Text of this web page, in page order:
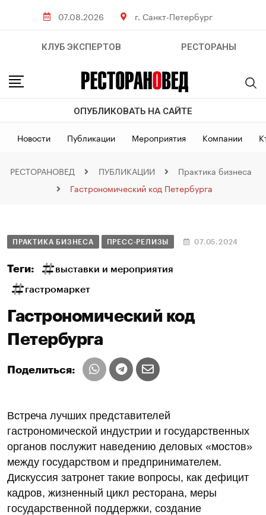
07.08.2026 г. Санкт-Петербург
КЛУБ ЭКСПЕРТОВ РЕСТОРАНЫ
ОПУБЛИКОВАТЬ НА САЙТЕ
Новости Публикации Мероприятия Компании
РЕСТОРАНОВЕД ПУБЛИКАЦИИ
Практика бизнеса
Гастрономический код Петербурга
ПРАКТИКА БИЗНЕСА ПРЕСС-РЕЛИЗЫ 07.05.2024
Теги: выставки и мероприятия
гастромаркет
Гастрономический код
Петербурга
Поделиться:
Встреча лучших представителей
гастрономической индустрии и государственных
органов послужит наведению деловых «мостов»
между государством и предпринимателем.
Дискуссия затронет такие вопросы, как дефицит
кадров, жизненный цикл ресторана, меры
государственной поддержки, создание